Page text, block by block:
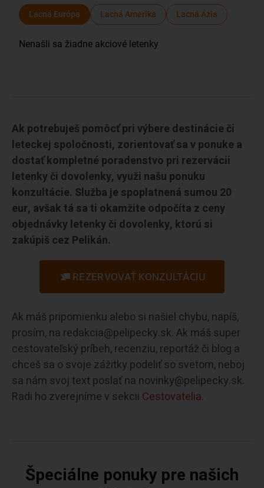
Ak potrebuješ pomôcť pri výbere destinácie či
leteckej spoločnosti, zorientovať sa v ponuke a
dostať kompletné poradenstvo pri rezervácii
letenky či dovolenky, využi našu ponuku
konzultácie. Služba je spoplatnená sumou 20
eur, avšak tá sa ti okamžite odpočíta z ceny
objednávky letenky či dovolenky, ktorú si
zakúpiš cez Pelikán.
REZERVOVAŤ KONZULTÁCIU
Ak máš pripomienku alebo si našiel chybu, napíš,
prosím, na redakcia@pelipecky.sk. Ak máš super
cestovateľský príbeh, recenziu, reportáž či blog a
chceš sa o svoje zážitky podeliť so svetom, neboj
sa nám svoj text poslať na novinky@pelipecky.sk.
Radi ho zverejníme v sekcii Cestovatelia.
Špeciálne ponuky pre našich